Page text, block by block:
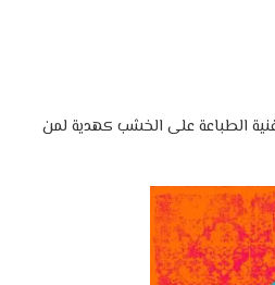
الطباعة على الخشب كهدية لمن